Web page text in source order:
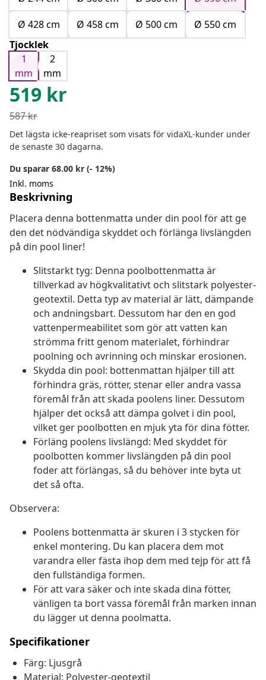
Ø 428 cm
Ø 458 cm Ø 500 cm
Ø 550 cm
Tjocklek
1
mm
2
mm
519 kr
587kr
Det lägsta icke-reapriset som visats för vidaXL-kunder under
de senaste 30 dagarna.
Du sparar 68.00 kr (- 12%)
Inkl. moms
Beskrivning
Placera denna bottenmatta under din pool för att ge
den det nödvändiga skyddet och förlänga livslängden
på din pool liner!
Slitstarkt tyg: Denna poolbottenmatta är
tillverkad av högkvalitativt och slitstark polyester-
geotextil. Detta typ av material är lätt, dämpande
och andningsbart. Dessutom har den en god
vattenpermeabilitet som gör att vatten kan
strömma fritt genom materialet, förhindrar
poolning och avrinning och minskar erosionen.
Skydda din pool: bottenmattan hjälper till att
förhindra gräs, rötter, stenar eller andra vassa
föremål från att skada poolens liner. Dessutom
hjälper det också att dämpa golvet i din pool,
vilket ger poolbotten en mjuk yta för dina fötter.
Förläng poolens livslängd: Med skyddet för
poolbotten kommer livslängden på din pool
foder att förlängas, så du behöver inte byta ut
det så ofta.
Observera:
Poolens bottenmatta är skuren i 3 stycken för
enkel montering. Du kan placera dem mot
varandra eller fästa ihop dem med tejp för att få
den fullständiga formen.
För att vara säker och inte skada dina fötter,
vänligen ta bort vassa föremål från marken innan
du lägger ut denna poolmatta.
Specifikationer
Färg: Ljusgrå
Material: Polyester-geotextil